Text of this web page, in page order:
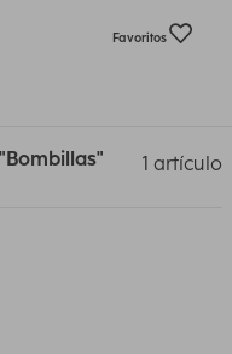
Favoritos
1 artículo